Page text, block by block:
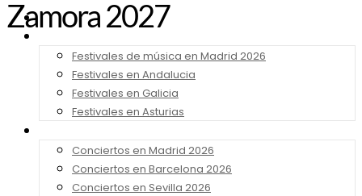
Noticias
Festivales de música en Madrid 2026
Festivales en Andalucia
Festivales en Galicia
Festivales en Asturias
Conciertos en Madrid 2026
Conciertos en Barcelona 2026
Conciertos en Sevilla 2026
Zamora 2027